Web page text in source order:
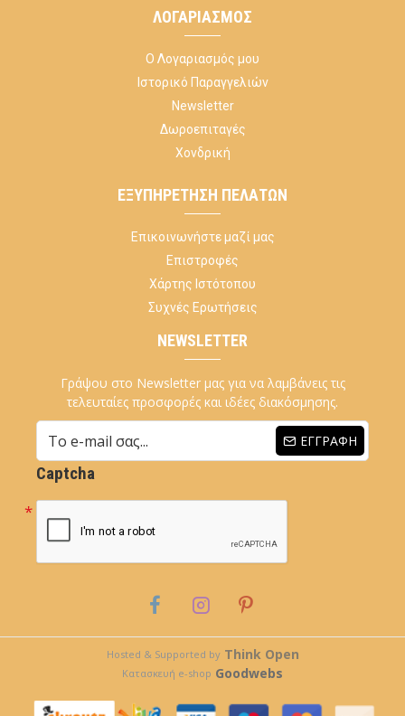
ΛΟΓΑΡΙΑΣΜΌΣ
Ο Λογαριασμός μου
Ιστορικό Παραγγελιών
Newsletter
Δωροεπιταγές
Χονδρική
ΕΞΥΠΗΡΈΤΗΣΗ ΠΕΛΑΤΏΝ
Επικοινωνήστε μαζί μας
Επιστροφές
Χάρτης Ιστότοπου
Συχνές Ερωτήσεις
NEWSLETTER
Γράψου στο Newsletter μας για να λαμβάνεις τις
τελευταίες προσφορές και ιδέες διακόσμησης.
ΕΓΓΡΑΦΉ
Captcha
Hosted & Supported by Think Open
Κατασκευή e-shop Goodwebs